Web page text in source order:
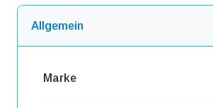
Allgemein
Marke